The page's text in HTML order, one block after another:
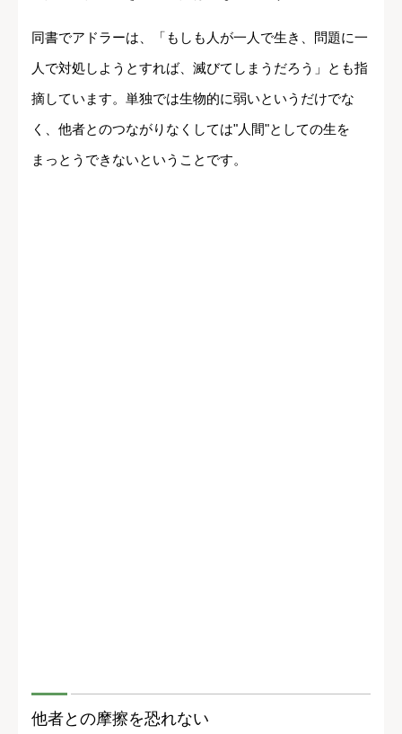
同書でアドラーは、「もしも人が一人で生き、問題に一
人で対処しようとすれば、滅びてしまうだろう」とも指
摘しています。単独では生物的に弱いというだけでな
く、他者とのつながりなくしては"人間"としての生を
まっとうできないということです。
他者との摩擦を恐れない